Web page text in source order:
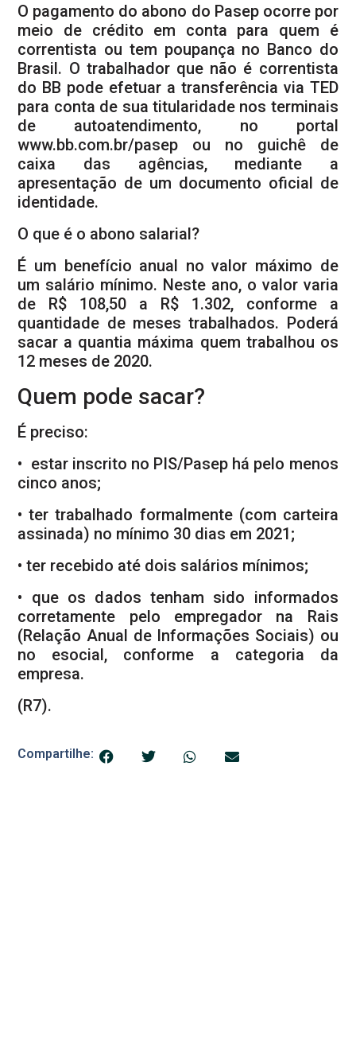
O pagamento do abono do Pasep ocorre por
meio de crédito em conta para quem é
correntista ou tem poupança no Banco do
Brasil. O trabalhador que não é correntista
do BB pode efetuar a transferência via TED
para conta de sua titularidade nos terminais
de autoatendimento, no portal
www.bb.com.br/pasep ou no guichê de
caixa das agências, mediante a
apresentação de um documento oficial de
identidade.
O que é o abono salarial?
É um benefício anual no valor máximo de
um salário mínimo. Neste ano, o valor varia
de R$ 108,50 a R$ 1.302, conforme a
quantidade de meses trabalhados. Poderá
sacar a quantia máxima quem trabalhou os
12 meses de 2020.
Quem pode sacar?
É preciso:
• estar inscrito no PIS/Pasep há pelo menos
cinco anos;
• ter trabalhado formalmente (com carteira
assinada) no mínimo 30 dias em 2021;
• ter recebido até dois salários mínimos;
• que os dados tenham sido informados
corretamente pelo empregador na Rais
(Relação Anual de Informações Sociais) ou
no esocial, conforme a categoria da
empresa.
(R7).
Compartilhe: